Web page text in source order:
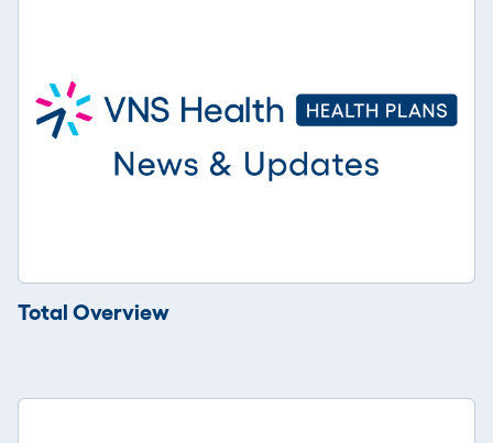
Total Overview